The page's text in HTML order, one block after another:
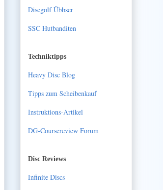
Discgolf Übbser
SSC Hutbanditen
Techniktipps
Heavy Disc Blog
Tipps zum Scheibenkauf
Instruktions-Artikel
DG-Coursereview Forum
Disc Reviews
Infinite Discs